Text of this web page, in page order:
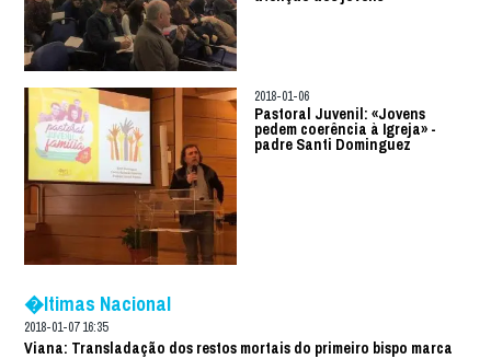
2018-01-06
Pastoral Juvenil: «Jovens
pedem coerência à Igreja» -
padre Santi Dominguez
�ltimas Nacional
2018-01-07 16:35
Viana: Transladação dos restos mortais do primeiro bispo marca